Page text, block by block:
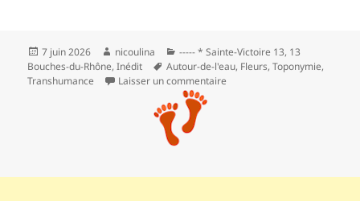
Publié
le
7 juin 2026 Auteur
nicoulina Catégories
----- * Sainte-Victoire 13, 13
Bouches-du-Rhône,Inédit Mots-
clés
Autour-de-l'eau, Fleurs,Toponymie,
Transhumance
Laisser un commentaire sur Les cascades du Delubre